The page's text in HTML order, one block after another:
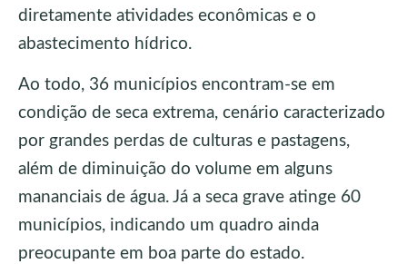
diretamente atividades econômicas e o
abastecimento hídrico.
Ao todo, 36 municípios encontram-se em
condição de seca extrema, cenário caracterizado
por grandes perdas de culturas e pastagens,
além de diminuição do volume em alguns
mananciais de água. Já a seca grave atinge 60
municípios, indicando um quadro ainda
preocupante em boa parte do estado.